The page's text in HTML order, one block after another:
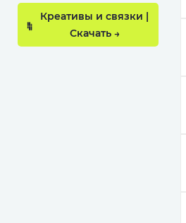
Креативы и связки |
Скачать →